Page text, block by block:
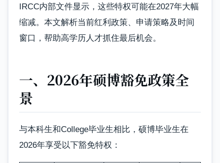
IRCC内部文件显示，这些特权可能在2027年大幅
缩减。本文解析当前红利政策、申请策略及时间
窗口，帮助高学历人才抓住最后机会。
一、2026年硕博豁免政策全
景
与本科生和College毕业生相比，硕博毕业生在
2026年享受以下豁免特权：